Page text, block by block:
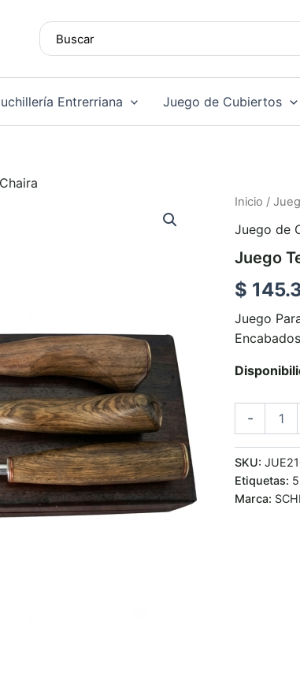
Entrerriana Juego de Cubiertos
Inicio /
Juego de
Juego
$
Juego
-
Juego
Cuchillo
Chaira
cantidad
SKU:
Etiquetas:
Marca: